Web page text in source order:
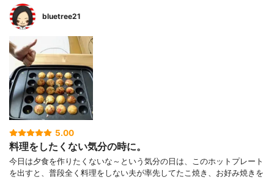
bluetree21
5.00
料理をしたくない気分の時に。
今日は夕食を作りたくないな～という気分の日は、このホットプレート
を出すと、普段全く料理をしない夫が率先してたこ焼き、お好み焼きを